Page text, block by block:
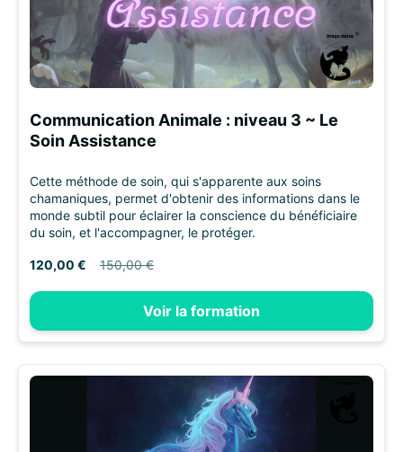
Communication Animale : niveau 3 ~ Le
Soin Assistance
Cette méthode de soin, qui s'apparente aux soins
chamaniques, permet d'obtenir des informations dans le
monde subtil pour éclairer la conscience du bénéficiaire
du soin, et l'accompagner, le protéger.
120,00 € 150,00 €
Voir la formation